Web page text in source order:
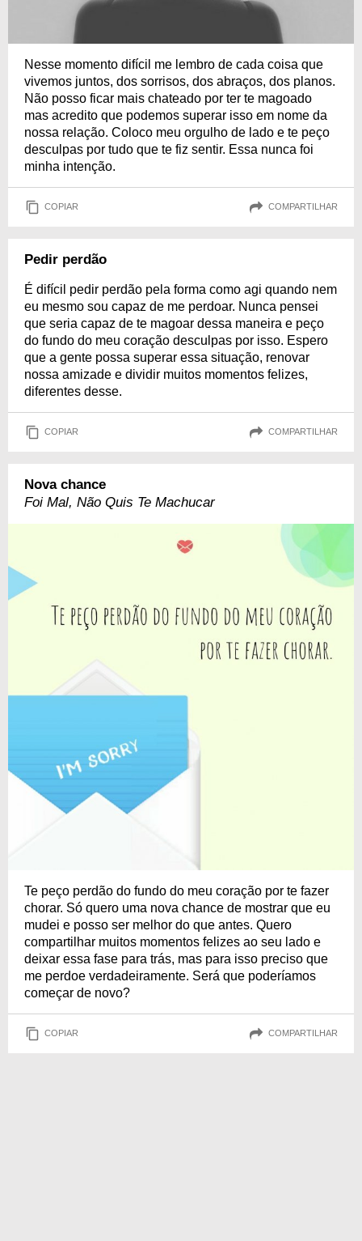
Nesse momento difícil me lembro de cada coisa que
vivemos juntos, dos sorrisos, dos abraços, dos planos.
Não posso ficar mais chateado por ter te magoado
mas acredito que podemos superar isso em nome da
nossa relação. Coloco meu orgulho de lado e te peço
desculpas por tudo que te fiz sentir. Essa nunca foi
minha intenção.
COPIAR COMPARTILHAR
Pedir perdão
É difícil pedir perdão pela forma como agi quando nem
eu mesmo sou capaz de me perdoar. Nunca pensei
que seria capaz de te magoar dessa maneira e peço
do fundo do meu coração desculpas por isso. Espero
que a gente possa superar essa situação, renovar
nossa amizade e dividir muitos momentos felizes,
diferentes desse.
COPIAR COMPARTILHAR
Nova chance
Foi Mal, Não Quis Te Machucar
Te peço perdão do fundo do meu coração por te fazer
chorar. Só quero uma nova chance de mostrar que eu
mudei e posso ser melhor do que antes. Quero
compartilhar muitos momentos felizes ao seu lado e
deixar essa fase para trás, mas para isso preciso que
me perdoe verdadeiramente. Será que poderíamos
começar de novo?
COPIAR COMPARTILHAR